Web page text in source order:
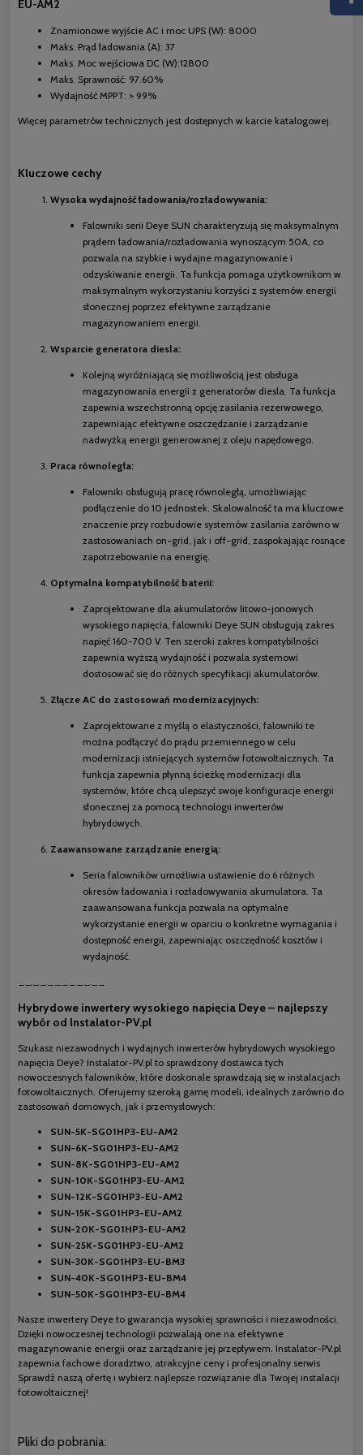
EU-AM2
Znamionowe wyjście AC i moc UPS (W): 8000
Maks. Prąd ładowania (A): 37
Maks. Moc wejściowa DC (W):12800
Maks. Sprawność: 97.60%
Wydajność MPPT: > 99%
Więcej parametrów technicznych jest dostępnych w karcie katalogowej.
Kluczowe cechy
Wysoka wydajność ładowania/rozładowywania:
Falowniki serii Deye SUN charakteryzują się maksymalnym
prądem ładowania/rozładowania wynoszącym 50A, co
pozwala na szybkie i wydajne magazynowanie i
odzyskiwanie energii. Ta funkcja pomaga użytkownikom w
maksymalnym wykorzystaniu korzyści z systemów energii
słonecznej poprzez efektywne zarządzanie
magazynowaniem energii.
Wsparcie generatora diesla:
Kolejną wyróżniającą się możliwością jest obsługa
magazynowania energii z generatorów diesla. Ta funkcja
zapewnia wszechstronną opcję zasilania rezerwowego,
zapewniając efektywne oszczędzanie i zarządzanie
nadwyżką energii generowanej z oleju napędowego.
Praca równoległa:
Falowniki obsługują pracę równoległą, umożliwiając
podłączenie do 10 jednostek. Skalowalność ta ma kluczowe
znaczenie przy rozbudowie systemów zasilania zarówno w
zastosowaniach on-grid, jak i off-grid, zaspokajając rosnące
zapotrzebowanie na energię.
Optymalna kompatybilność baterii:
Zaprojektowane dla akumulatorów litowo-jonowych
wysokiego napięcia, falowniki Deye SUN obsługują zakres
napięć 160-700 V. Ten szeroki zakres kompatybilności
zapewnia wyższą wydajność i pozwala systemowi
dostosować się do różnych specyfikacji akumulatorów.
Złącze AC do zastosowań modernizacyjnych:
Zaprojektowane z myślą o elastyczności, falowniki te
można podłączyć do prądu przemiennego w celu
modernizacji istniejących systemów fotowoltaicznych. Ta
funkcja zapewnia płynną ścieżkę modernizacji dla
systemów, które chcą ulepszyć swoje konfiguracje energii
słonecznej za pomocą technologii inwerterów
hybrydowych.
Zaawansowane zarządzanie energią:
Seria falowników umożliwia ustawienie do 6 różnych
okresów ładowania i rozładowywania akumulatora. Ta
zaawansowana funkcja pozwala na optymalne
wykorzystanie energii w oparciu o konkretne wymagania i
dostępność energii, zapewniając oszczędność kosztów i
wydajność.
Hybrydowe inwertery wysokiego napięcia Deye – najlepszy
wybór od Instalator-PV.pl
Szukasz niezawodnych i wydajnych inwerterów hybrydowych wysokiego
napięcia Deye? Instalator-PV.pl to sprawdzony dostawca tych
nowoczesnych falowników, które doskonale sprawdzają się w instalacjach
fotowoltaicznych. Oferujemy szeroką gamę modeli, idealnych zarówno do
zastosowań domowych, jak i przemysłowych:
SUN-5K-SG01HP3-EU-AM2
SUN-6K-SG01HP3-EU-AM2
SUN-8K-SG01HP3-EU-AM2
SUN-10K-SG01HP3-EU-AM2
SUN-12K-SG01HP3-EU-AM2
SUN-15K-SG01HP3-EU-AM2
SUN-20K-SG01HP3-EU-AM2
SUN-25K-SG01HP3-EU-AM2
SUN-30K-SG01HP3-EU-BM3
SUN-40K-SG01HP3-EU-BM4
SUN-50K-SG01HP3-EU-BM4
Nasze inwertery Deye to gwarancja wysokiej sprawności i niezawodności.
Dzięki nowoczesnej technologii pozwalają one na efektywne
magazynowanie energii oraz zarządzanie jej przepływem. Instalator-PV.pl
zapewnia fachowe doradztwo, atrakcyjne ceny i profesjonalny serwis.
Sprawdź naszą ofertę i wybierz najlepsze rozwiązanie dla Twojej instalacji
fotowoltaicznej!
Pliki do pobrania: